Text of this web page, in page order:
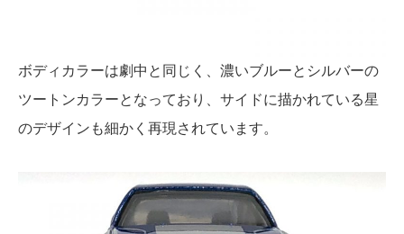
ボディカラーは劇中と同じく、濃いブルーとシルバーの
ツートンカラーとなっており、サイドに描かれている星
のデザインも細かく再現されています。